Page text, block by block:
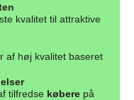
kvalitet til attraktive
af høj kvalitet baseret
tilfredse købere på